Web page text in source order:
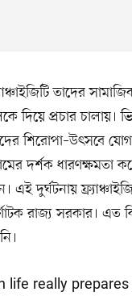
তাদের
প্রচার চালায়।
শিরোপা–উৎসবে
দর্শক ধারণক্ষমতা
দুর্ঘটনায়
রাজ্য সরকার। এত
in life really